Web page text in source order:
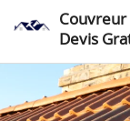
Couvreur
Devis